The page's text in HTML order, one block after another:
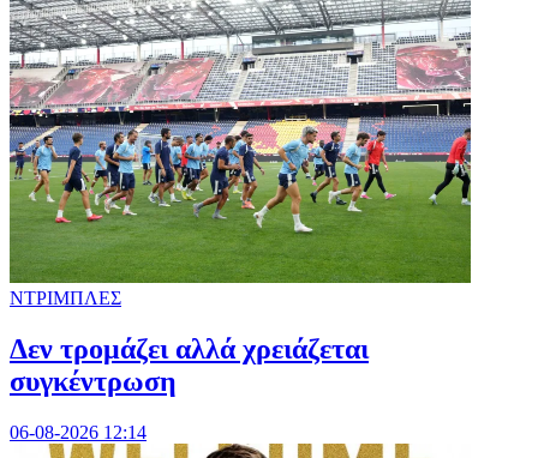
ΝΤΡΙΜΠΛΕΣ
Δεν τρομάζει αλλά χρειάζεται
συγκέντρωση
06-08-2026 12:14